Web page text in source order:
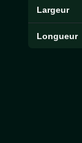
Largeur
Longueur